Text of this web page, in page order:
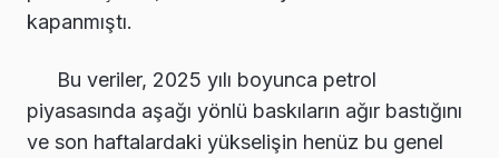
kapanmıştı.
Bu veriler, 2025 yılı boyunca petrol
piyasasında aşağı yönlü baskıların ağır bastığını
ve son haftalardaki yükselişin henüz bu genel